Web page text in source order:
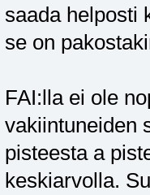
saada helposti
se on
FAI:lla ei ole
vakiintuneiden
pisteesta a
keskiarvolla.